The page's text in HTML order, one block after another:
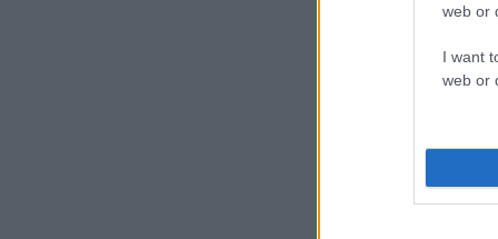
web or
I want
web or